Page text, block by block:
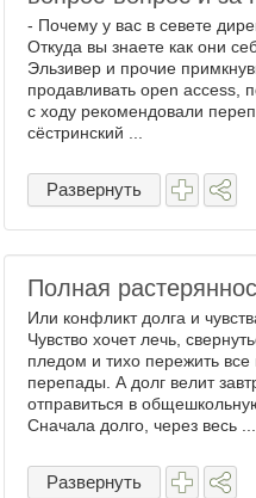
- Почему у вас в севете
Откуда вы знаете как они
Эльзивер и прочие
продавливать open access,
с ходу рекомендовали
сёстринский ...
Развернуть
Полная
Или конфликт долга и
Чувство хочет лечь,
пледом и тихо пережить
перепады. А долг велит
отправиться в
Сначала долго, через весь ...
Развернуть